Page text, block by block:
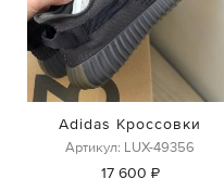
Adidas Кроссовки
Артикул: LUX-49356
17 600 ₽